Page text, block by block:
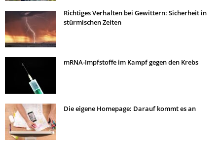
Richtiges Verhalten bei Gewittern: Sicherheit in
stürmischen Zeiten
mRNA-Impfstoffe im Kampf gegen den Krebs
Die eigene Homepage: Darauf kommt es an